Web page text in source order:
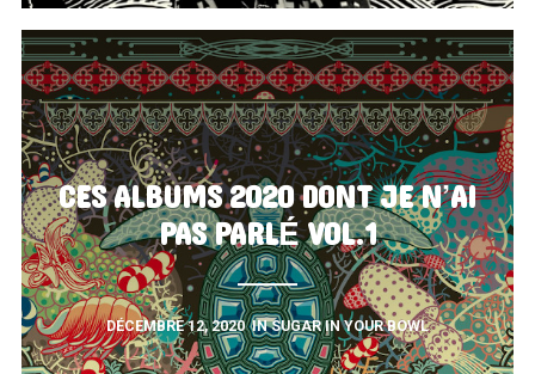
CES ALBUMS 2020 DONT JE N’AI
PAS PARLÉ VOL.1
DÉCEMBRE 12, 2020 INSUGAR IN YOUR BOWL